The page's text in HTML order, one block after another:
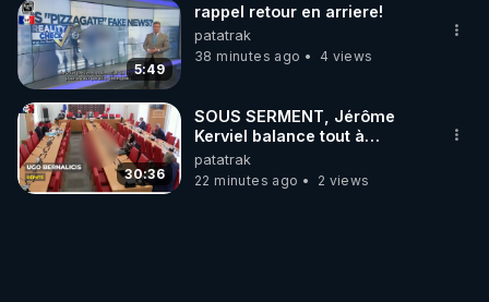
5:49
rappel retour en arriere!
patatrak
38 minutes ago
4 views
30:36
SOUS SERMENT, Jérôme
Kerviel balance tout à
l'Assemblée !.0.00-
patatrak
22 minutes ago
2 views